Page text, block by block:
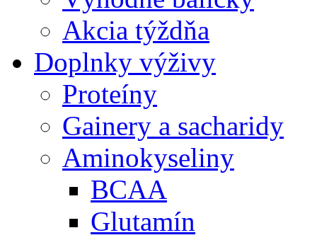
Akcia týždňa
Doplnky výživy
Proteíny
Gainery a sacharidy
Aminokyseliny
BCAA
Glutamín